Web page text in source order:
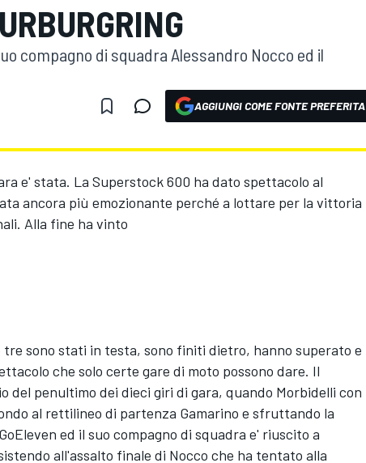
compagno di squadra Alessandro Nocco ed il
AGGIUNGI COME FONTE PREFERITA
e' stata. La Superstock 600 ha dato spettacolo al
ancora più emozionante perché a lottare per la vittoria
Alla fine ha vinto
sono stati in testa, sono finiti dietro, hanno superato e
che solo certe gare di moto possono dare. Il
del penultimo dei dieci giri di gara, quando Morbidelli con
al rettilineo di partenza Gamarino e sfruttando la
ed il suo compagno di squadra e' riuscito a
all'assalto finale di Nocco che ha tentato alla